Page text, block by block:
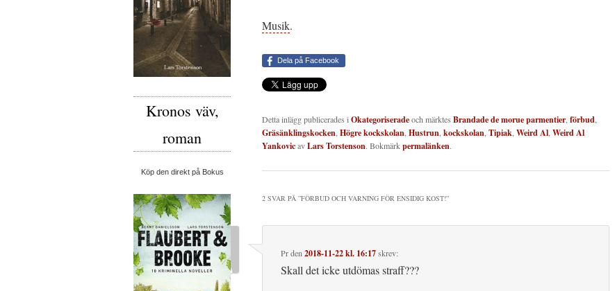
Musik.
Dela på Facebook
Detta inlägg publicerades i Okategoriseradeoch märktes Brandade de morue parmentier förbud
Gräsänklingskocken Högre kockskolan Hustrun kockskolan Tipiak Weird Al Weird Al
YankovicavLars Torstenson. Bokmärkpermalänken.
2 SVAR PÅ ”FÖRBUD OCH VARNING FÖR ENSIDIG KOST!”
Prden 2018-11-22 kl. 16:17skrev:
Skall det icke utdömas straff???
Kronos väv,
roman
Köp den direkt på Bokus